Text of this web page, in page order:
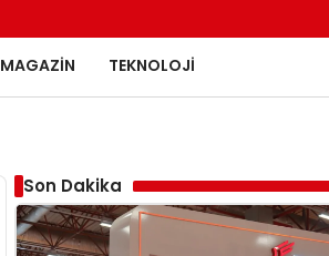
MAGAZIN TEKNOLOJI
Son Dakika